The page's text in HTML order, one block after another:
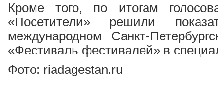
Кроме того, по итогам
«Посетители» решили
международном Санкт-
«Фестиваль фестивалей» в
Фото: riadagestan.ru